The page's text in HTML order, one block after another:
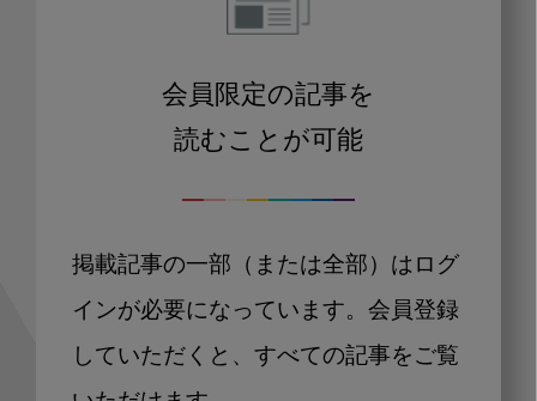
会員限定の記事を
読むことが可能
掲載記事の一部（または全部）はログ
インが必要になっています。会員登録
していただくと、すべての記事をご覧